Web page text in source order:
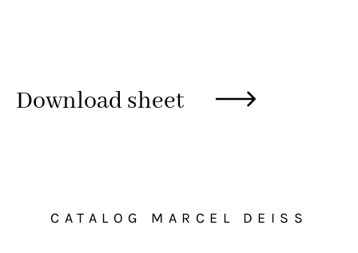
Download sheet
CATALOG MARCEL DEISS